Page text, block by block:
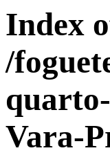
Index
/
Vara-